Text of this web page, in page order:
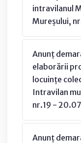
intravilanul
Mureșului,
Anunț
elaborării
locuințe
Intravilan
nr.19 -
Anunț